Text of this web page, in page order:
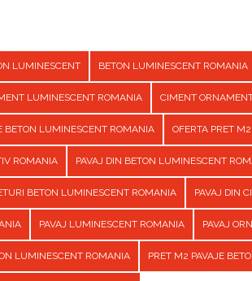
LUMINESCENT BETON LUMINESCENT ROMANIA
LUMINESCENT ROMANIA CIMENT
BETON LUMINESCENT ROMANIA OFERTA PRET
ROMANIA PAVAJ DIN BETON LUMINESCENT
BETON LUMINESCENT ROMANIA PAVAJ DIN
PAVAJ LUMINESCENT ROMANIA PAVAJ
LUMINESCENT ROMANIA PRET M2 PAVAJE